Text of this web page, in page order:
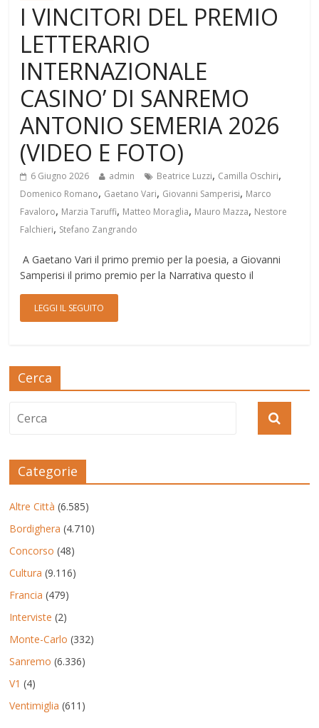
I VINCITORI DEL PREMIO
LETTERARIO
INTERNAZIONALE
CASINO’ DI SANREMO
ANTONIO SEMERIA 2026
(VIDEO E FOTO)
6 Giugno 2026 admin Beatrice Luzzi, Camilla Oschiri,
Domenico Romano, Gaetano Vari, Giovanni Samperisi, Marco
Favaloro, Marzia Taruffi, Matteo Moraglia, Mauro Mazza, Nestore
Falchieri, Stefano Zangrando
A Gaetano Vari il primo premio per la poesia, a Giovanni
Samperisi il primo premio per la Narrativa questo il
LEGGI IL SEGUITO
Cerca
Categorie
Altre Città (6.585)
Bordighera (4.710)
Concorso (48)
Cultura (9.116)
Francia (479)
Interviste (2)
Monte-Carlo (332)
Sanremo (6.336)
V1 (4)
Ventimiglia (611)